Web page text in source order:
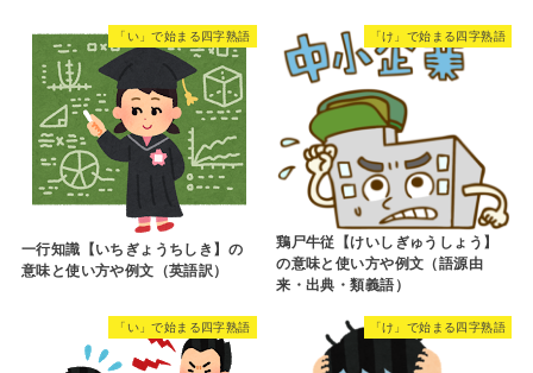
「い」で始まる四字熟語
一行知識【いちぎょうちしき】の
意味と使い方や例文（英語訳）
「け」で始まる四字熟語
鶏尸牛従【けいしぎゅうしょう】
の意味と使い方や例文（語源由
来・出典・類義語）
「い」で始まる四字熟語 「け」で始まる四字熟語